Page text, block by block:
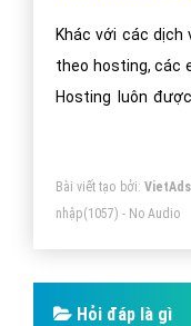
Khác với các dịch
theo hosting, các
Hosting luôn
Bài viết tạo bởi: VietAds
nhập(1057) - No Audio
Hỏi đáp là gì